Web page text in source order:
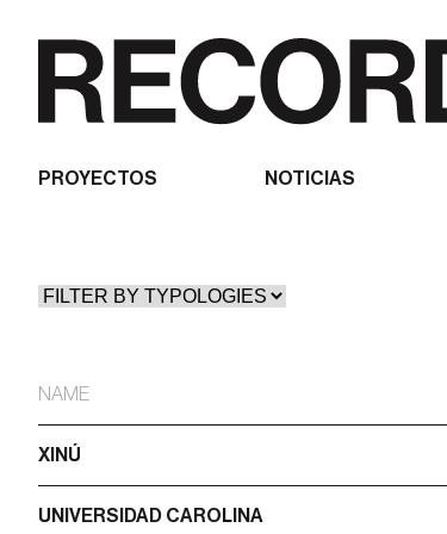
PROYECTOS NOTICIAS
NAME
XINÚ
UNIVERSIDAD CAROLINA